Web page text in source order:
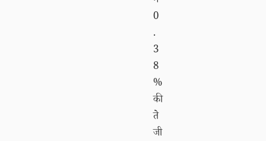
0
.
3
8
%
की
ते
जी